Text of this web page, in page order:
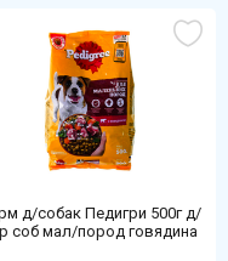
д/собак Педигри 500г д/
соб мал/пород говядина